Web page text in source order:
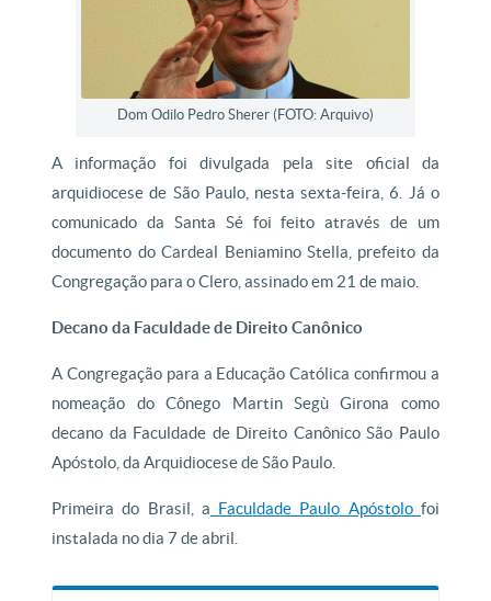
Dom Odilo Pedro Sherer (FOTO: Arquivo)
A informação foi divulgada pela site oficial da
arquidiocese de São Paulo, nesta sexta-feira, 6. Já o
comunicado da Santa Sé foi feito através de um
documento do Cardeal Beniamino Stella, prefeito da
Congregação para o Clero, assinado em 21 de maio.
Decano da Faculdade de Direito Canônico
A Congregação para a Educação Católica confirmou a
nomeação do Cônego Martin Segù Girona como
decano da Faculdade de Direito Canônico São Paulo
Apóstolo, da Arquidiocese de São Paulo.
Primeira do Brasil, a Faculdade Paulo Apóstolo foi
instalada no dia 7 de abril.